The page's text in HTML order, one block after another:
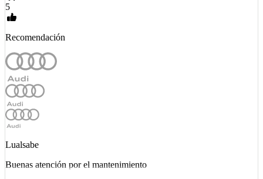
5
Recomendación
Lualsabe
Buenas atención por el mantenimiento